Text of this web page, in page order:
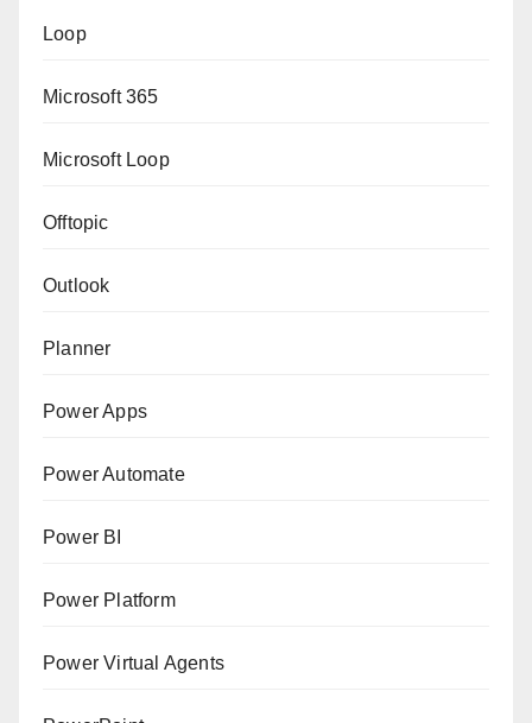
Loop
Microsoft 365
Microsoft Loop
Offtopic
Outlook
Planner
Power Apps
Power Automate
Power BI
Power Platform
Power Virtual Agents